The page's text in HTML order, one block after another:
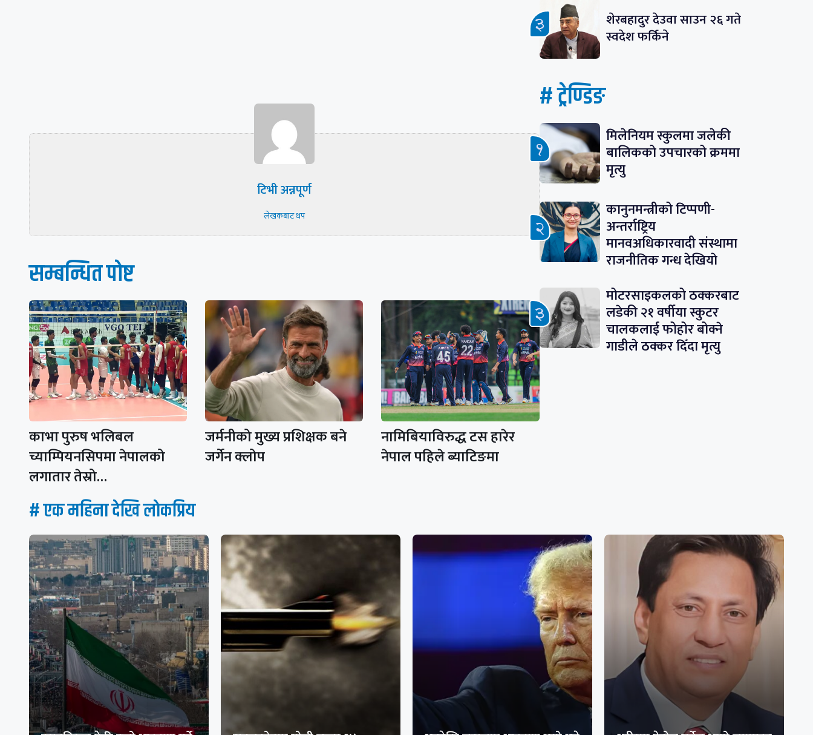
टिभी अन्नपूर्ण
लेखकबाट थप
सम्बन्धित पाेष्ट
काभा पुरुष भलिबल
च्याम्पियनसिपमा नेपालको
लगातार तेस्रो…
जर्मनीको मुख्य प्रशिक्षक बने
जर्गेन क्लोप
नामिबियाविरुद्ध टस हारेर
नेपाल पहिले ब्याटिङमा
शेरबहादुर देउवा साउन २६ गते
स्वदेश फर्किने
# ट्रेण्डिङ
मिलेनियम स्कुलमा जलेकी
बालिकको उपचारको क्रममा
मृत्यु
कानुनमन्त्रीको टिप्पणी-
अन्तर्राष्ट्रिय
मानवअधिकारवादी संस्थामा
राजनीतिक गन्ध देखियाे
मोटरसाइकलको ठक्करबाट
लडेकी २१ वर्षीया स्कुटर
चालकलाई फोहोर बोक्ने
गाडीले ठक्कर दिँदा मृत्यु
# एक महिना देखि लाेकप्रिय